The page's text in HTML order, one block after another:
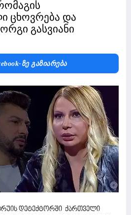
ცხოვრება და
გასვიანი
Ზე Გაზიარება
დეტექტორში ქართველი